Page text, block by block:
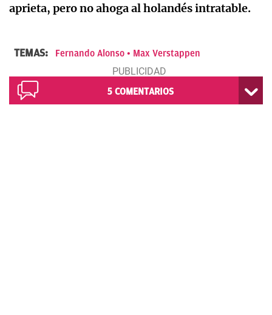
aprieta, pero no ahoga al holandés intratable.
TEMAS: Fernando Alonso Max Verstappen
5 COMENTARIOS